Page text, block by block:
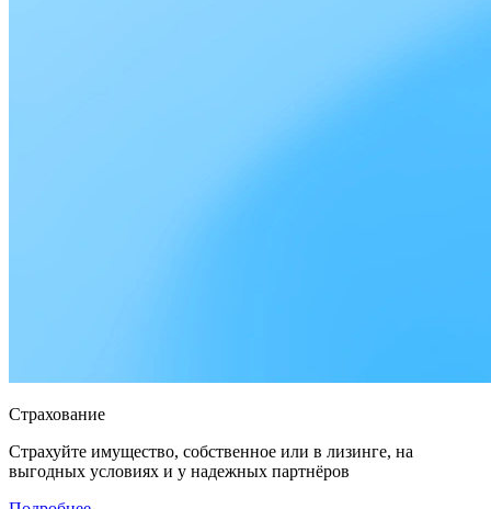
Страхование
Страхуйте имущество, собственное или в лизинге, на
выгодных условиях и у надежных партнёров